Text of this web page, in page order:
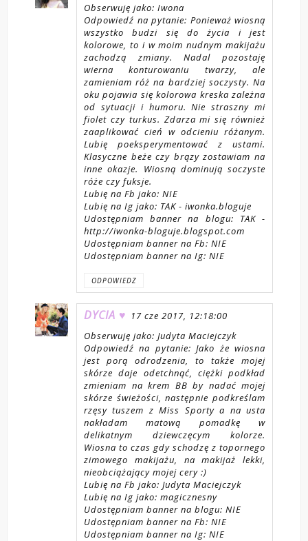
Obserwuję jako: Iwona
Odpowiedź na pytanie: Ponieważ wiosną
wszystko budzi się do życia i jest
kolorowe, to i w moim nudnym makijażu
zachodzą zmiany. Nadal pozostaję
wierna konturowaniu twarzy, ale
zamieniam róż na bardziej soczysty. Na
oku pojawia się kolorowa kreska zależna
od sytuacji i humoru. Nie straszny mi
fiolet czy turkus. Zdarza mi się również
zaaplikować cień w odcieniu różanym.
Lubię poeksperymentować z ustami.
Klasyczne beże czy brązy zostawiam na
inne okazje. Wiosną dominują soczyste
róże czy fuksje.
Lubię na Fb jako: NIE
Lubię na Ig jako: TAK - iwonka.bloguje
Udostępniam banner na blogu: TAK -
http://iwonka-bloguje.blogspot.com
Udostępniam banner na Fb: NIE
Udostępniam banner na Ig: NIE
ODPOWIEDZ
DYCIA ♥ 17 cze 2017, 12:18:00
Obserwuję jako: Judyta Maciejczyk
Odpowiedź na pytanie: Jako że wiosna
jest porą odrodzenia, to także mojej
skórze daje odetchnąć, ciężki podkład
zmieniam na krem BB by nadać mojej
skórze świeżości, następnie podkreślam
rzęsy tuszem z Miss Sporty a na usta
nakładam matową pomadkę w
delikatnym dziewczęcym kolorze.
Wiosna to czas gdy schodzę z topornego
zimowego makijażu, na makijaż lekki,
nieobciążający mojej cery :)
Lubię na Fb jako: Judyta Maciejczyk
Lubię na Ig jako: magicznesny
Udostępniam banner na blogu: NIE
Udostępniam banner na Fb: NIE
Udostępniam banner na Ig: NIE